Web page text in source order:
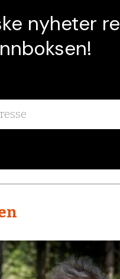
nyheter